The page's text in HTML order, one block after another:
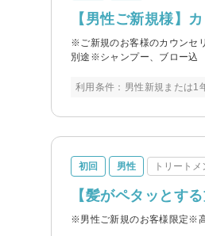
【男性ご新規様】
※ご新規のお客様のカウンセ
別途※シャンプー、ブロー込
利用条件：男性新規または1
初回 男性 トリートメ
【髪がペタッとす
※男性ご新規のお客様限定※